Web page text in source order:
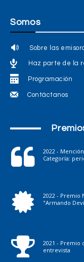
Somos
Sobre las
Haz parte de la
Programación
Contáctanos
2022 -
Categoría:
2022 - Premio
"Armando
2021 - Premio
entrevista